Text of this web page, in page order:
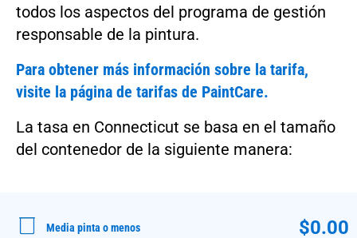
todos los aspectos del programa de gestión
responsable de la pintura.
Para obtener más información sobre la tarifa,
visite la página de tarifas de PaintCare.
La tasa en Connecticut se basa en el tamaño
del contenedor de la siguiente manera:
Media pinta o menos $0.00